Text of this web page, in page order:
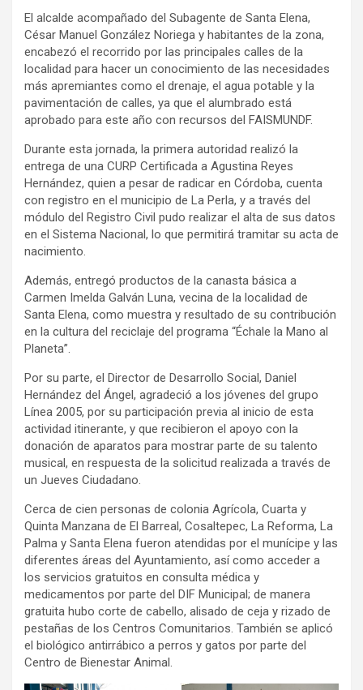
El alcalde acompañado del Subagente de Santa Elena,
César Manuel González Noriega y habitantes de la zona,
encabezó el recorrido por las principales calles de la
localidad para hacer un conocimiento de las necesidades
más apremiantes como el drenaje, el agua potable y la
pavimentación de calles, ya que el alumbrado está
aprobado para este año con recursos del FAISMUNDF.
Durante esta jornada, la primera autoridad realizó la
entrega de una CURP Certificada a Agustina Reyes
Hernández, quien a pesar de radicar en Córdoba, cuenta
con registro en el municipio de La Perla, y a través del
módulo del Registro Civil pudo realizar el alta de sus datos
en el Sistema Nacional, lo que permitirá tramitar su acta de
nacimiento.
Además, entregó productos de la canasta básica a
Carmen Imelda Galván Luna, vecina de la localidad de
Santa Elena, como muestra y resultado de su contribución
en la cultura del reciclaje del programa “Échale la Mano al
Planeta”.
Por su parte, el Director de Desarrollo Social, Daniel
Hernández del Ángel, agradeció a los jóvenes del grupo
Línea 2005, por su participación previa al inicio de esta
actividad itinerante, y que recibieron el apoyo con la
donación de aparatos para mostrar parte de su talento
musical, en respuesta de la solicitud realizada a través de
un Jueves Ciudadano.
Cerca de cien personas de colonia Agrícola, Cuarta y
Quinta Manzana de El Barreal, Cosaltepec, La Reforma, La
Palma y Santa Elena fueron atendidas por el munícipe y las
diferentes áreas del Ayuntamiento, así como acceder a
los servicios gratuitos en consulta médica y
medicamentos por parte del DIF Municipal; de manera
gratuita hubo corte de cabello, alisado de ceja y rizado de
pestañas de los Centros Comunitarios. También se aplicó
el biológico antirrábico a perros y gatos por parte del
Centro de Bienestar Animal.